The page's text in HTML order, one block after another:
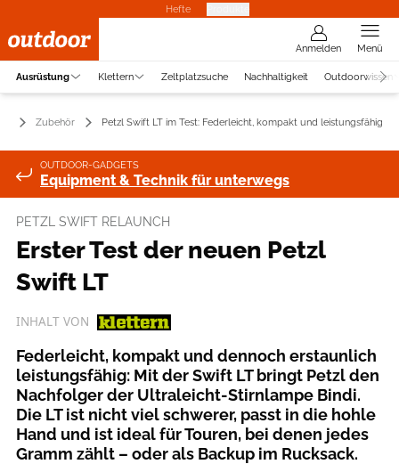
Hefte
Anmelden Menü
Ausrüstung Klettern Zeltplatzsuche Nachhaltigkeit Outdoorwissen
Zubehör Petzl Swift LT im Test: Federleicht, kompakt und leistungsfähig
OUTDOOR-GADGETS
Equipment & Technik für unterwegs
PETZL SWIFT RELAUNCH
Erster Test der neuen Petzl
Swift LT
INHALT VON
Federleicht, kompakt und dennoch erstaunlich
leistungsfähig: Mit der Swift LT bringt Petzl den
Nachfolger der Ultraleicht-Stirnlampe Bindi.
Die LT ist nicht viel schwerer, passt in die hohle
Hand und ist ideal für Touren, bei denen jedes
Gramm zählt – oder als Backup im Rucksack.